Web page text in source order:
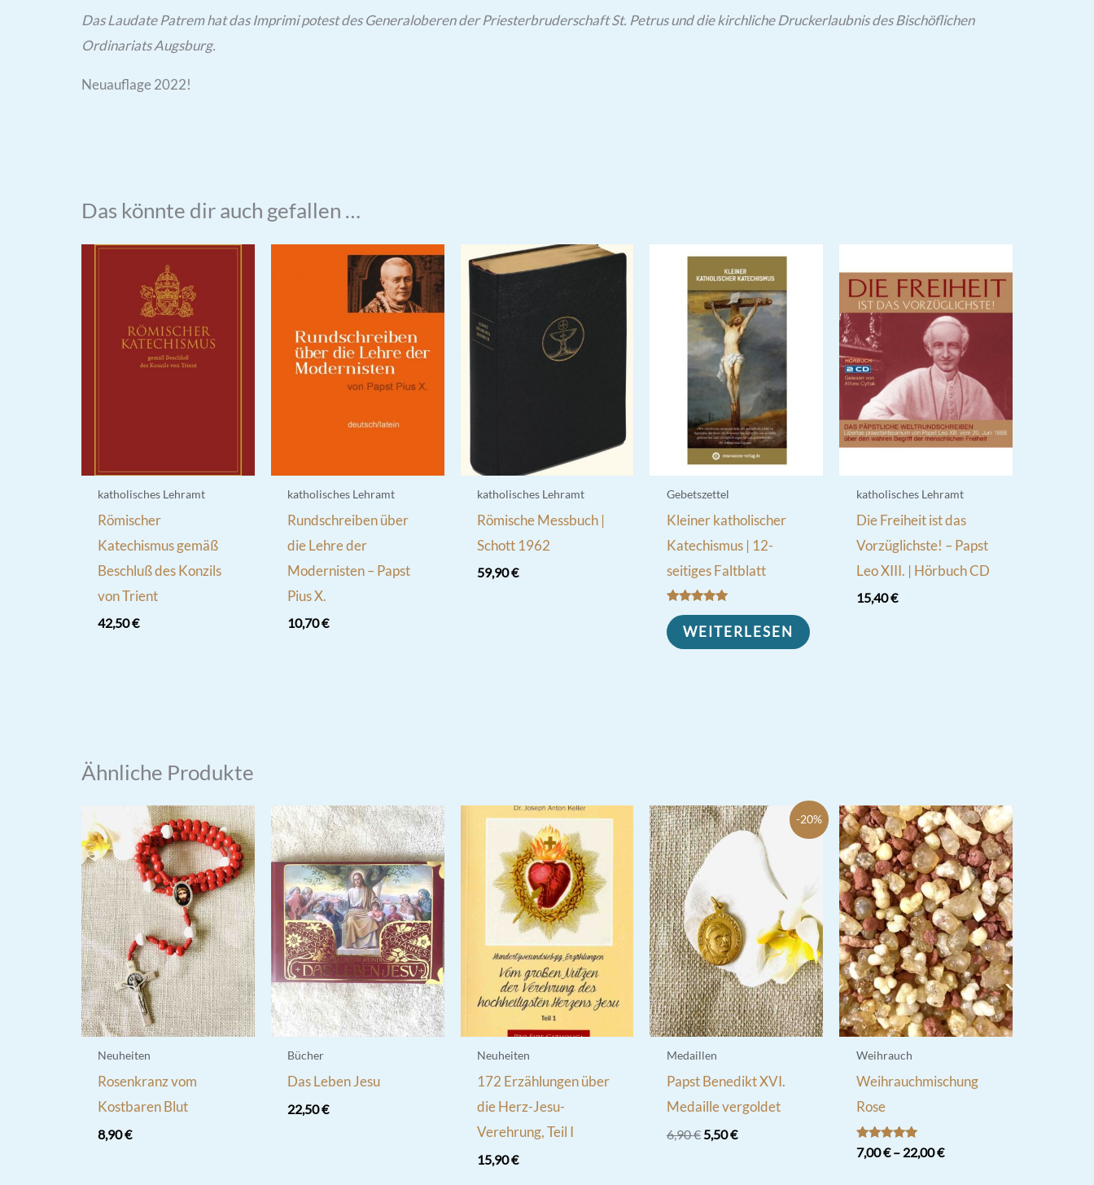
Das Laudate Patrem hat das Imprimi potest des Generaloberen der Priesterbruderschaft St. Petrus und die kirchliche Druckerlaubnis des Bischöflichen
Ordinariats Augsburg.
Neuauflage 2022!
Das könnte dir auch gefallen …
katholisches Lehramt
Römischer
Katechismus gemäß
Beschluß des Konzils
von Trient
42,50€
katholisches Lehramt
Rundschreiben über
die Lehre der
Modernisten – Papst
Pius X.
10,70€
katholisches Lehramt
Römische Messbuch |
Schott 1962
59,90€
Gebetszettel
Kleiner katholischer
Katechismus | 12-
seitiges Faltblatt
Bewertet
mit
5.00
von 5
WEITERLESEN
katholisches Lehramt
Die Freiheit ist das
Vorzüglichste! – Papst
Leo XIII. | Hörbuch CD
15,40€
Ähnliche Produkte
Neuheiten
Rosenkranz vom
Kostbaren Blut
8,90€
Bücher
Das Leben Jesu
22,50€
Neuheiten
172 Erzählungen über
die Herz-Jesu-
Verehrung, Teil I
15,90€
-20%
Medaillen
Papst Benedikt XVI.
Medaille vergoldet
6,90€ Ursprünglicher
5,50€Aktueller
Weihrauch
Weihrauchmischung
Rose
Bewertet
mit
7,00€– 22,00€